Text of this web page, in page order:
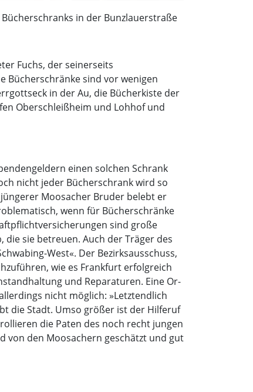
in der Bunzlauerstraße
Fuchs, der seinerseits
Bücherschränke sind vor wenigen
in der Au, die Bücherkiste der
Oberschleißheim und Lohhof und
einen solchen Schrank
nicht jeder Bücherschrank wird so
Moosacher Bruder belebt er
wenn für Bücherschränke
sind große
sie betreuen. Auch der Träger des
West«. Der Bezirksausschuss,
wie es Frankfurt erfolgreich
und Reparaturen. Eine Or­
nicht möglich: »Letztendlich
die Stadt. Umso größer ist der Hilferuf
die Paten des noch recht jungen
von den Moosachern geschätzt und gut